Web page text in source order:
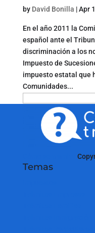
by David Bonilla |Apr
En el año 2011 la
español ante el
discriminación a los
Impuesto de
impuesto estatal que
Comunidades...
Temas